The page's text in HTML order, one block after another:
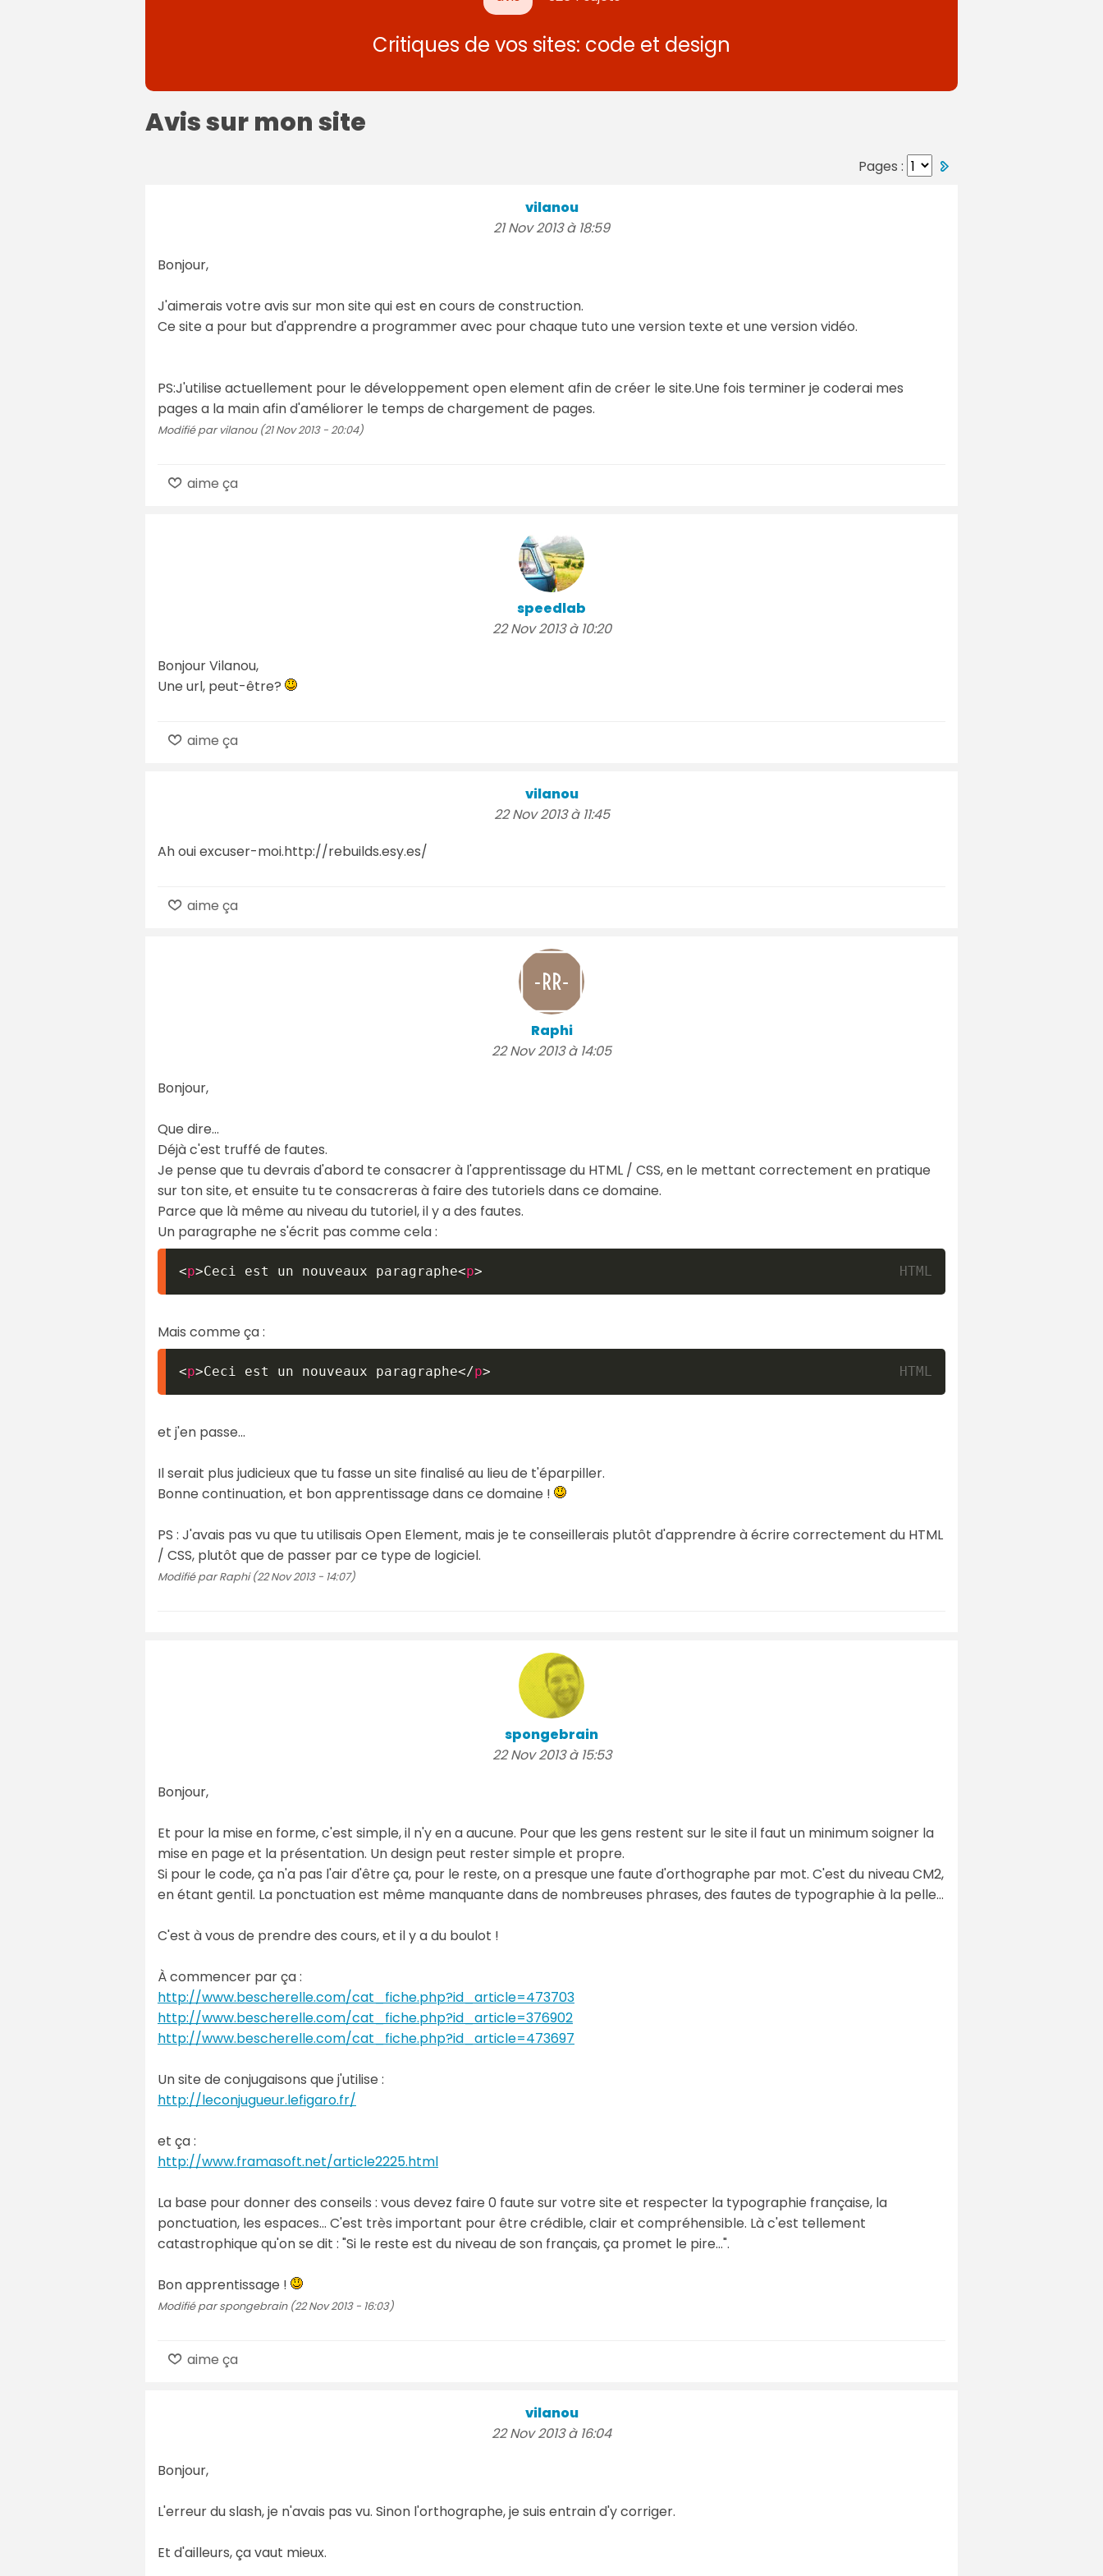
Critiques de vos sites: code et design
Avis sur mon site
Pages :
vilanou
21 Nov 2013 à 18:59
Bonjour,
J'aimerais votre avis sur mon site qui est en cours de construction.
Ce site a pour but d'apprendre a programmer avec pour chaque tuto une version texte et une version vidéo.
PS:J'utilise actuellement pour le développement open element afin de créer le site.Une fois terminer je coderai mes
pages a la main afin d'améliorer le temps de chargement de pages.
Modifié par vilanou (21 Nov 2013 - 20:04)
aime ça
speedlab
22 Nov 2013 à 10:20
Bonjour Vilanou,
Une url, peut-être?
aime ça
vilanou
22 Nov 2013 à 11:45
Ah oui excuser-moi.http://rebuilds.esy.es/
aime ça
Raphi
22 Nov 2013 à 14:05
Bonjour,
Que dire...
Déjà c'est truffé de fautes.
Je pense que tu devrais d'abord te consacrer à l'apprentissage du HTML / CSS, en le mettant correctement en pratique
sur ton site, et ensuite tu te consacreras à faire des tutoriels dans ce domaine.
Parce que là même au niveau du tutoriel, il y a des fautes.
Un paragraphe ne s'écrit pas comme cela :
<p>Ceci est un nouveaux paragraphe<p>
Mais comme ça :
<p>Ceci est un nouveaux paragraphe</p>
et j'en passe...
Il serait plus judicieux que tu fasse un site finalisé au lieu de t'éparpiller.
Bonne continuation, et bon apprentissage dans ce domaine !
PS : J'avais pas vu que tu utilisais Open Element, mais je te conseillerais plutôt d'apprendre à écrire correctement du HTML
/ CSS, plutôt que de passer par ce type de logiciel.
Modifié par Raphi (22 Nov 2013 - 14:07)
spongebrain
22 Nov 2013 à 15:53
Bonjour,
Et pour la mise en forme, c'est simple, il n'y en a aucune. Pour que les gens restent sur le site il faut un minimum soigner la
mise en page et la présentation. Un design peut rester simple et propre.
Si pour le code, ça n'a pas l'air d'être ça, pour le reste, on a presque une faute d'orthographe par mot. C'est du niveau CM2,
en étant gentil. La ponctuation est même manquante dans de nombreuses phrases, des fautes de typographie à la pelle…
C'est à vous de prendre des cours, et il y a du boulot !
À commencer par ça :
http://www.bescherelle.com/cat_fiche.php?id_article=473703
http://www.bescherelle.com/cat_fiche.php?id_article=376902
http://www.bescherelle.com/cat_fiche.php?id_article=473697
Un site de conjugaisons que j'utilise :
http://leconjugueur.lefigaro.fr/
et ça :
http://www.framasoft.net/article2225.html
La base pour donner des conseils : vous devez faire 0 faute sur votre site et respecter la typographie française, la
ponctuation, les espaces… C'est très important pour être crédible, clair et compréhensible. Là c'est tellement
catastrophique qu'on se dit : "Si le reste est du niveau de son français, ça promet le pire…".
Bon apprentissage !
Modifié par spongebrain (22 Nov 2013 - 16:03)
aime ça
vilanou
22 Nov 2013 à 16:04
Bonjour,
L'erreur du slash, je n'avais pas vu. Sinon l'orthographe, je suis entrain d'y corriger.
Et d'ailleurs, ça vaut mieux.